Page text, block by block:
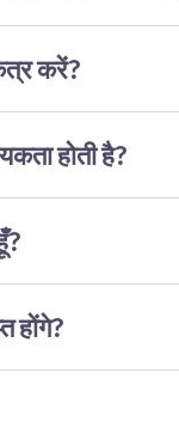
करें?
होती है?
होंगे?